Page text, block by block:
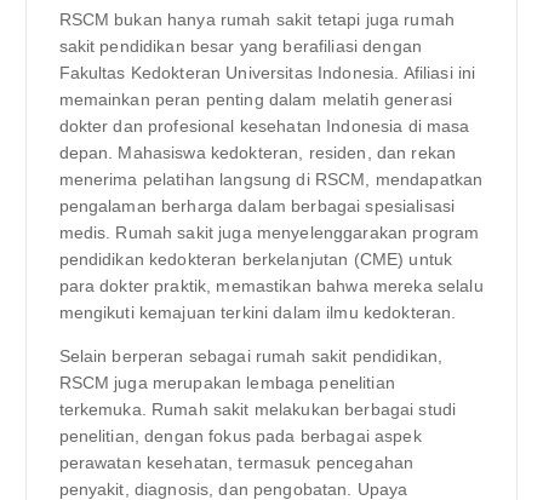
RSCM bukan hanya rumah sakit tetapi juga rumah
sakit pendidikan besar yang berafiliasi dengan
Fakultas Kedokteran Universitas Indonesia. Afiliasi ini
memainkan peran penting dalam melatih generasi
dokter dan profesional kesehatan Indonesia di masa
depan. Mahasiswa kedokteran, residen, dan rekan
menerima pelatihan langsung di RSCM, mendapatkan
pengalaman berharga dalam berbagai spesialisasi
medis. Rumah sakit juga menyelenggarakan program
pendidikan kedokteran berkelanjutan (CME) untuk
para dokter praktik, memastikan bahwa mereka selalu
mengikuti kemajuan terkini dalam ilmu kedokteran.
Selain berperan sebagai rumah sakit pendidikan,
RSCM juga merupakan lembaga penelitian
terkemuka. Rumah sakit melakukan berbagai studi
penelitian, dengan fokus pada berbagai aspek
perawatan kesehatan, termasuk pencegahan
penyakit, diagnosis, dan pengobatan. Upaya